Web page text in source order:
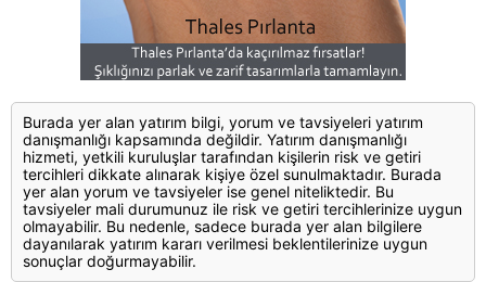
Burada yer alan yatırım bilgi, yorum ve tavsiyeleri yatırım
danışmanlığı kapsamında değildir. Yatırım danışmanlığı
hizmeti, yetkili kuruluşlar tarafından kişilerin risk ve getiri
tercihleri dikkate alınarak kişiye özel sunulmaktadır. Burada
yer alan yorum ve tavsiyeler ise genel niteliktedir. Bu
tavsiyeler mali durumunuz ile risk ve getiri tercihlerinize uygun
olmayabilir. Bu nedenle, sadece burada yer alan bilgilere
dayanılarak yatırım kararı verilmesi beklentilerinize uygun
sonuçlar doğurmayabilir.